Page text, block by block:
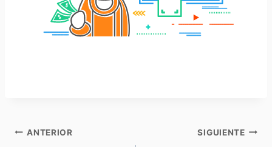
ANTERIOR SIGUIENTE